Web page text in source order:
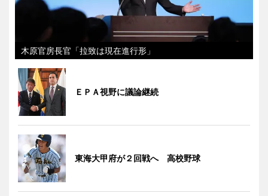
木原官房長官「拉致は現在進行形」
ＥＰＡ視野に議論継続
東海大甲府が２回戦へ 高校野球